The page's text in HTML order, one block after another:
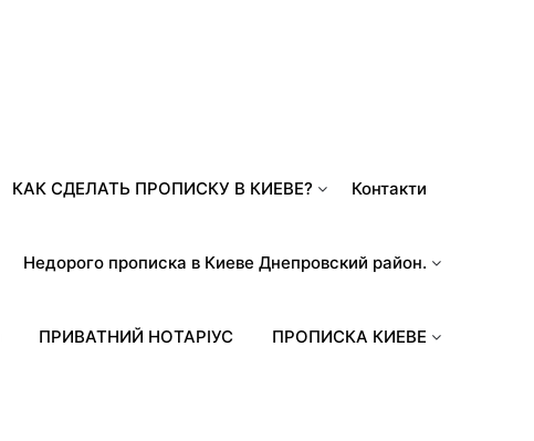
КАК СДЕЛАТЬ ПРОПИСКУ В КИЕВЕ? Контакти
Недорого прописка в Киеве Днепровский район.
ПРИВАТНИЙ НОТАРІУС ПРОПИСКА КИЕВЕ